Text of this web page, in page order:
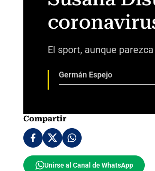
El sport, aunque
Germán Espejo
Compartir
Unirse al Canal de WhatsApp